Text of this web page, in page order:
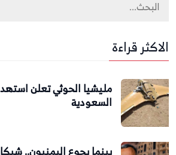
الاكثر قراءة
مليشيا الحوثي تعلن
السعودية